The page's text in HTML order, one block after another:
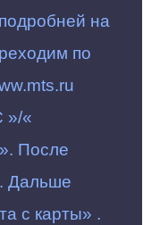
на
по
»/«
После
Дальше
с карты» .